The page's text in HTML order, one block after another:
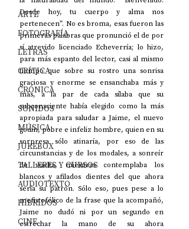
ARTE
FOTOGRAFÍA
LETRAS
CRÍTICA
CRÓNICA
SONIDOS
MÚSICA
JUKEBOX
TALLERES Y CURSOS
AUDIOTEXTO
HÍBRIDOS
CINE
Desde hoy, tu cuerpo y alma nos
pertenecen”. No es broma, esas fueron las
primeras palabras que pronunció el de por
sí atrevido licenciado Echeverría; lo hizo,
para más espanto del lector, casi al mismo
tiempo que sobre su rostro una sonrisa
graciosa y enorme se ensanchaba más y
más, a la par de cada sílaba que su
subconsciente había elegido como la más
apropiada para saludar a Jaime, el nuevo
godín, pobre e infeliz hombre, quien en su
sorpresa sólo atinaría, por eso de las
circunstancias y de los modales, a sonreír
de vuelta, mientras contemplaba los
blancos y afilados dientes del que ahora
sería su patrón. Sólo eso, pues pese a lo
mefistofélico de la frase que la acompañó,
Jaime no dudó ni por un segundo en
estrechar la mano de su ahora